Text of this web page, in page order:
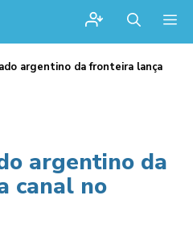
argentino da fronteira lança
argentino da
canal no